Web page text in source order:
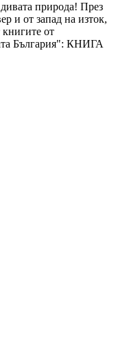
природа! През
и от запад на изток,
от
България": КНИГА